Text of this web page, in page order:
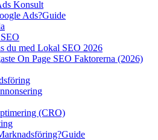
Konsult
Ads?Guide
du med Lokal SEO 2026
On Page SEO Faktorerna (2026)
(CRO)
Guide